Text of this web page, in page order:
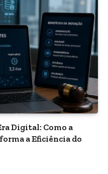
Digital: Como a
a Eficiência do